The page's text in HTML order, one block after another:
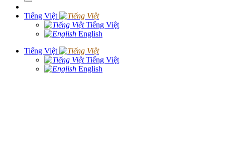
Tiếng Việt
Tiếng Việt
English
Tiếng Việt
Tiếng Việt
English